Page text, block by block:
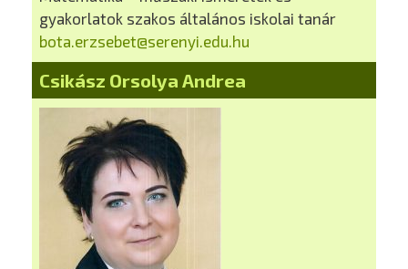
gyakorlatok szakos általános iskolai tanár
bota.erzsebet@serenyi.edu.hu
Csikász Orsolya Andrea